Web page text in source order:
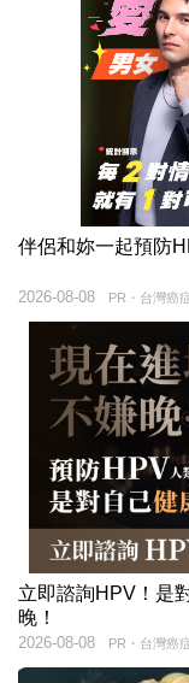
伴侶和妳一起預防
PR・台灣癌
2026-08-08
立即諮詢HPV！是
晚！
PR・台灣癌
2026-08-08